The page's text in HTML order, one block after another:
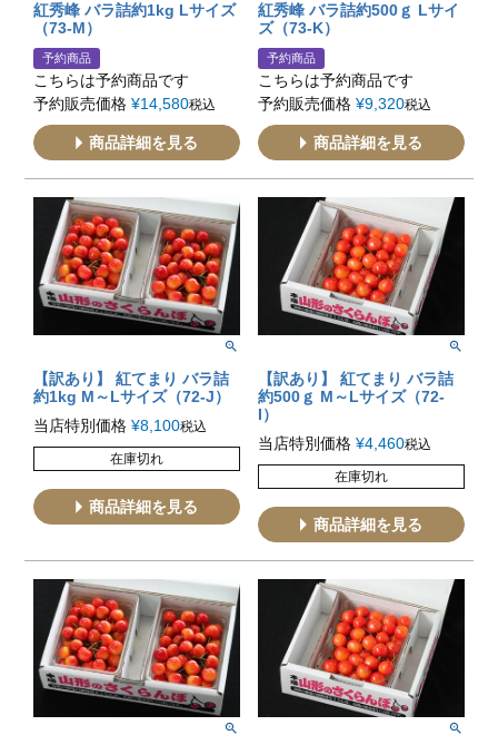
紅秀峰 バラ詰約1kg Lサイズ
（73-M）
予約商品
こちらは予約商品です
予約販売価格 ¥14,580税込
商品詳細を見る
紅秀峰 バラ詰約500ｇ Lサイ
ズ（73-K）
予約商品
こちらは予約商品です
予約販売価格 ¥9,320税込
商品詳細を見る
【訳あり】 紅てまり バラ詰
約1kg M～Lサイズ（72-J）
当店特別価格 ¥8,100税込
在庫切れ
商品詳細を見る
【訳あり】 紅てまり バラ詰
約500ｇ M～Lサイズ（72-
I）
当店特別価格 ¥4,460税込
在庫切れ
商品詳細を見る